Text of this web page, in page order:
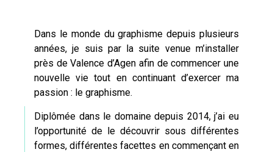
Dans le monde du graphisme depuis plusieurs
années, je suis par la suite venue m’installer
près deValence d’Agen afin de commencer une
nouvelle vie tout en continuant d’exercer ma
passion : le graphisme.
Diplômée dans le domaine depuis 2014, j’ai eu
l’opportunité de le découvrir sous différentes
formes, différentes facettes en commençant en